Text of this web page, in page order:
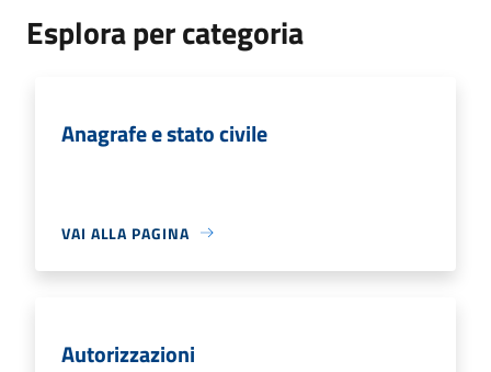
Esplora per categoria
Anagrafe e stato civile
VAI ALLA PAGINA
Autorizzazioni